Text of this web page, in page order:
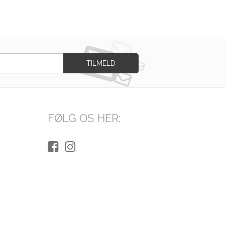
FØLG OS HER: